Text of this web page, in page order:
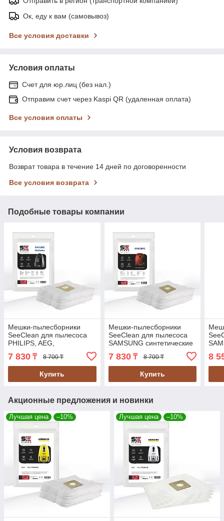
Ок, еду к вам (самовывоз)
Все условия доставки
Условия оплаты
Счет для юр.лиц (без нал.)
Отправим счет через Kaspi QR (удаленная оплата)
Все условия оплаты
Условия возврата
Возврат товара в течение 14 дней по договоренности
Все условия возврата
Подобные товары компании
Мешки-пылесборники
SeeClean для пылесоса
PHILIPS, AEG,
ELECTROLUX, ZANUSSI
12шт, 2 фильтра (SBHO-
PHPS-11)
7 830 ₸ 8 700 ₸
Купить
Мешки-пылесборники
SeeClean для пылесоса
SAMSUNG синтетические
12шт., 2 фильтра (SBHO-
SAMS-11)
7 830₸ 8 700 ₸
Купить
8
Акционные предложения и новинки
Лучшая цена –10% Лучшая цена –10%